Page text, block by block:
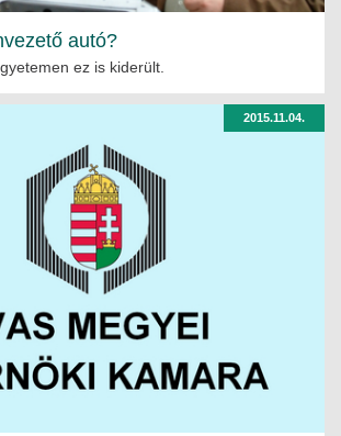
autó?
ez is kiderült.
2015.11.04.